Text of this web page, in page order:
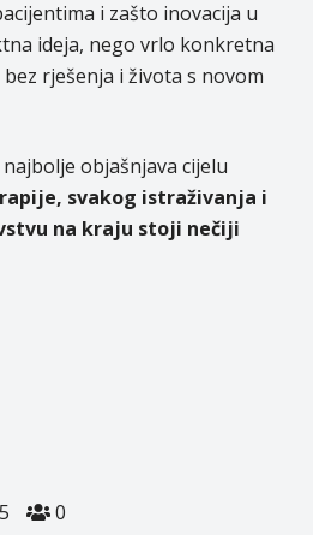
i zašto inovacija u
ideja, nego vrlo konkretna
rješenja i života s novom
objašnjava cijelu
svakog istraživanja i
na kraju stoji nečiji
5 0